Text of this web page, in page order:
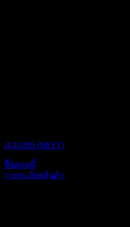
i3-10105 (NEXT)
ซื้อตอนนี้
รายละเอียดสินค้า